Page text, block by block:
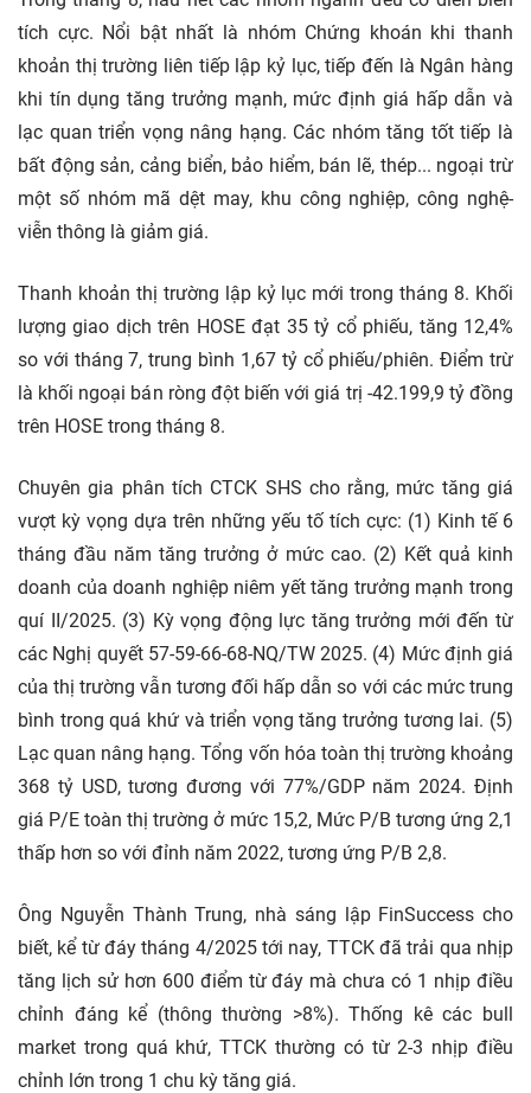
tích cực. Nổi bật nhất là nhóm Chứng khoán khi thanh
khoản thị trường liên tiếp lập kỷ lục, tiếp đến là Ngân hàng
khi tín dụng tăng trưởng mạnh, mức định giá hấp dẫn và
lạc quan triển vọng nâng hạng. Các nhóm tăng tốt tiếp là
bất động sản, cảng biển, bảo hiểm, bán lẽ, thép... ngoại trừ
một số nhóm mã dệt may, khu công nghiệp, công nghệ-
viễn thông là giảm giá.
Thanh khoản thị trường lập kỷ lục mới trong tháng 8. Khối
lượng giao dịch trên HOSE đạt 35 tỷ cổ phiếu, tăng 12,4%
so với tháng 7, trung bình 1,67 tỷ cổ phiếu/phiên. Điểm trừ
là khối ngoại bán ròng đột biến với giá trị -42.199,9 tỷ đồng
trên HOSE trong tháng 8.
Chuyên gia phân tích CTCK SHS cho rằng, mức tăng giá
vượt kỳ vọng dựa trên những yếu tố tích cực: (1) Kinh tế 6
tháng đầu năm tăng trưởng ở mức cao. (2) Kết quả kinh
doanh của doanh nghiệp niêm yết tăng trưởng mạnh trong
quí II/2025. (3) Kỳ vọng động lực tăng trưởng mới đến từ
các Nghị quyết 57-59-66-68-NQ/TW 2025. (4) Mức định giá
của thị trường vẫn tương đối hấp dẫn so với các mức trung
bình trong quá khứ và triển vọng tăng trưởng tương lai. (5)
Lạc quan nâng hạng. Tổng vốn hóa toàn thị trường khoảng
368 tỷ USD, tương đương với 77%/GDP năm 2024. Định
giá P/E toàn thị trường ở mức 15,2, Mức P/B tương ứng 2,1
thấp hơn so với đỉnh năm 2022, tương ứng P/B 2,8.
Ông Nguyễn Thành Trung, nhà sáng lập FinSuccess cho
biết, kể từ đáy tháng 4/2025 tới nay, TTCK đã trải qua nhịp
tăng lịch sử hơn 600 điểm từ đáy mà chưa có 1 nhịp điều
chỉnh đáng kể (thông thường >8%). Thống kê các bull
market trong quá khứ, TTCK thường có từ 2-3 nhịp điều
chỉnh lớn trong 1 chu kỳ tăng giá.